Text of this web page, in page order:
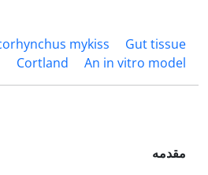
mykiss
Gut tissue
Cortland
An in vitro model
مقدمه